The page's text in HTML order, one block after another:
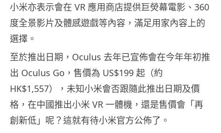
小米亦表示會在 VR 應用商店提供巨熒幕電影、360
度全景影片及體感遊戲等內容，滿足用家內容上的
選擇。
至於推出日期，Oculus 去年已宣佈會在今年年初推
出 Oculus Go，售價為 US$199 起（約
HK$1,557），未知小米會否跟隨此推出日期及價
格，在中國推出小米 VR 一體機，還是售價會「再
創新低」呢？這就有待小米官方公佈了。